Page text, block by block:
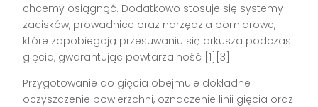
chcemy osiągnąć. Dodatkowo stosuje się systemy
zacisków, prowadnice oraz narzędzia pomiarowe,
które zapobiegają przesuwaniu się arkusza podczas
gięcia, gwarantując powtarzalność [1][3].
Przygotowanie do gięcia obejmuje dokładne
oczyszczenie powierzchni, oznaczenie linii gięcia oraz